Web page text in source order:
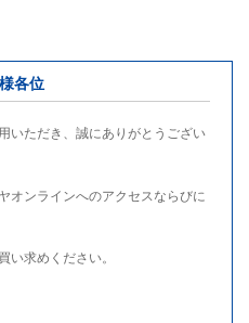
各位
いただき、誠にありがとうござい
オンラインへのアクセスならびに
い求めください。